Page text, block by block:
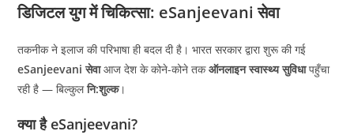
डिजिटल युग में चिकित्सा: eSanjeevani सेवा
तकनीक ने इलाज की परिभाषा ही बदल दी है। भारत सरकार द्वारा शुरू की गई
eSanjeevani सेवाआज देश के कोने-कोने तकऑनलाइन स्वास्थ्य सुविधापहुँचा
रही है — बिल्कुलनि:शुल्क।
क्या है eSanjeevani?